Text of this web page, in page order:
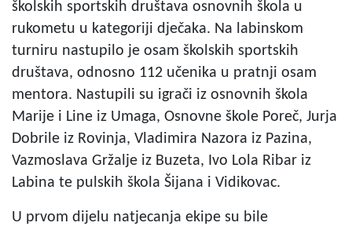
školskih sportskih društava osnovnih škola u
rukometu u kategoriji dječaka. Na labinskom
turniru nastupilo je osam školskih sportskih
društava, odnosno 112 učenika u pratnji osam
mentora. Nastupili su igrači iz osnovnih škola
Marije i Line iz Umaga, Osnovne škole Poreč, Jurja
Dobrile iz Rovinja, Vladimira Nazora iz Pazina,
Vazmoslava Gržalje iz Buzeta, Ivo Lola Ribar iz
Labina te pulskih škola Šijana i Vidikovac.
U prvom dijelu natjecanja ekipe su bile